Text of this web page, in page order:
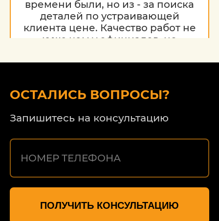
времени были, но из - за поиска
деталей по устраивающей
клиента цене. Качество работ не
хуже чем у официалов, но
работу, надеюсь на дальнейшее
ОСТАЛИСЬ ВОПРОСЫ?
Запишитесь на консультацию
ПОЛУЧИТЬ КОНСУЛЬТАЦИЮ